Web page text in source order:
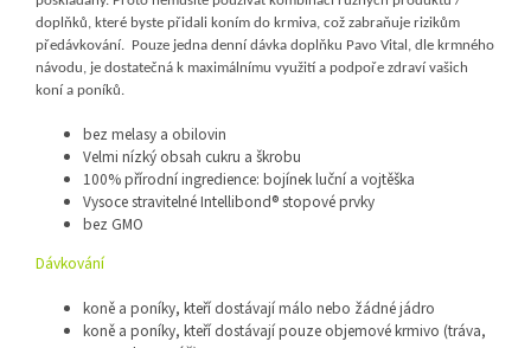
doplňků, které byste přidali koním do krmiva, což zabraňuje rizikům
předávkování. Pouze jedna denní dávka doplňku Pavo Vital, dle krmného
návodu, je dostatečná k maximálnímu využití a podpoře zdraví vašich
koní a poníků.
bez melasy a obilovin
Velmi nízký obsah cukru a škrobu
100% přírodní ingredience: bojínek luční a vojtěška
Vysoce stravitelné Intellibond® stopové prvky
bez GMO
Dávkování
koně a poníky, kteří dostávají málo nebo žádné jádro
koně a poníky, kteří dostávají pouze objemové krmivo (tráva,